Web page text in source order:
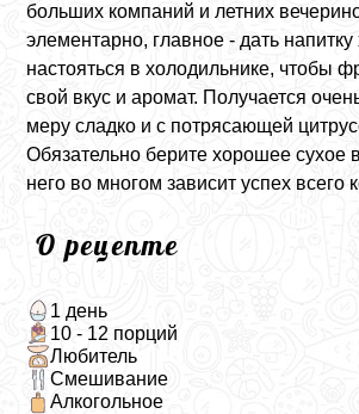
больших компаний и летних
элементарно, главное - дать
настояться в холодильнике, чтобы
свой вкус и аромат. Получается
меру сладко и с потрясающей
Обязательно берите хорошее сухое
него во многом зависит успех всего
О рецепте
1 день
10 - 12 порций
Любитель
Смешивание
Алкогольное